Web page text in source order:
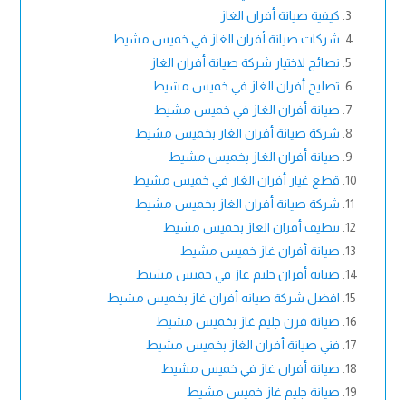
كيفية صيانة أفران الغاز
شركات صيانة أفران الغاز في خميس مشيط
نصائح لاختيار شركة صيانة أفران الغاز
تصليح أفران الغاز في خميس مشيط
صيانة أفران الغاز في خميس مشيط
شركة صيانة أفران الغاز بخميس مشيط
صيانة أفران الغاز بخميس مشيط
قطع غيار أفران الغاز في خميس مشيط
شركة صيانة أفران الغاز بخميس مشيط
تنظيف أفران الغاز بخميس مشيط
صيانة أفران غاز خميس مشيط
صيانة أفران جليم غاز في خميس مشيط
افضل شركة صيانه أفران غاز بخميس مشيط
صيانة فرن جليم غاز بخميس مشيط
فني صيانة أفران الغاز بخميس مشيط
صيانة أفران غاز في خميس مشيط
صيانة جليم غاز خميس مشيط